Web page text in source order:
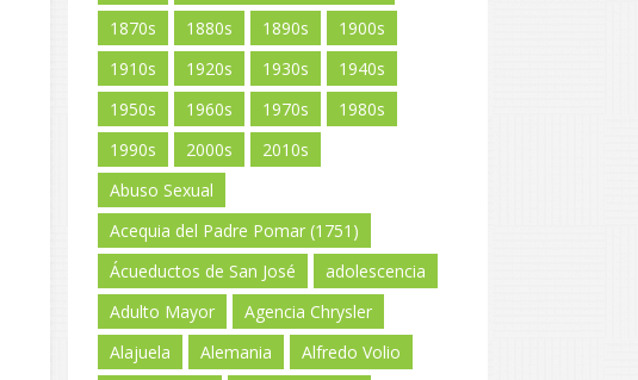
1870s
1880s 1890s
1900s
1910s
1920s 1930s
1940s
1950s
1960s 1970s
1980s
1990s
2000s
2010s
Abuso Sexual
Acequia del Padre Pomar (1751)
Ácueductos de San José
adolescencia
Adulto Mayor
Agencia Chrysler
Alajuela
Alemania
Alfredo Volio